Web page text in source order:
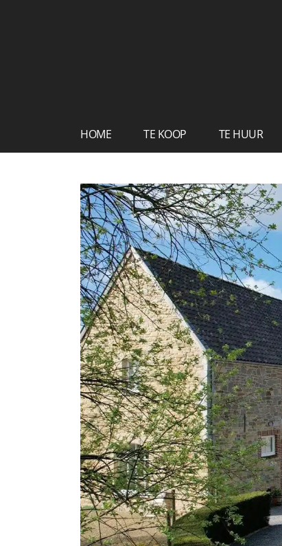
HOME TE KOOP TE HUUR